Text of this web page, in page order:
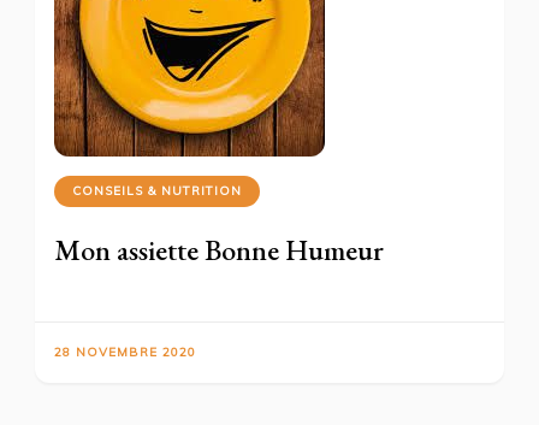
CONSEILS & NUTRITION
Mon assiette Bonne Humeur
28 NOVEMBRE 2020